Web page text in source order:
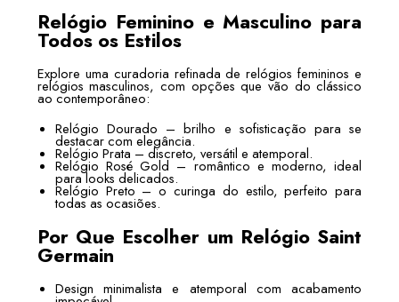
Relógio Feminino e Masculino para
Todos os Estilos
Explore uma curadoria refinada de relógios femininos e
relógios masculinos, com opções que vão do clássico
ao contemporâneo:
Relógio Dourado – brilho e sofisticação para se
destacar com elegância.
Relógio Prata – discreto, versátil e atemporal.
Relógio Rosé Gold – romântico e moderno, ideal
para looks delicados.
Relógio Preto – o curinga do estilo, perfeito para
todas as ocasiões.
Por Que Escolher um Relógio Saint
Germain
Design minimalista e atemporal com acabamento